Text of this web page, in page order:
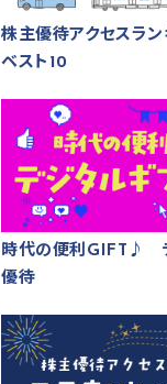
株主優待アクセスラ
ベスト10
時代の便利GIFT♪
優待